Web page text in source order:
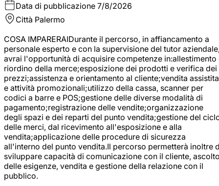
Data di pubblicazione 7/8/2026
Città Palermo
COSA IMPARERAIDurante il percorso, in affiancamento a
personale esperto e con la supervisione del tutor
avrai l'opportunità di acquisire competenze in:allestimento
riordino della merce;esposizione dei prodotti e verifica dei
prezzi;assistenza e orientamento al cliente;vendita assistita
e attività promozionali;utilizzo della cassa, scanner per
codici a barre e POS;gestione delle diverse modalità di
pagamento;registrazione delle vendite;organizzazione
degli spazi e dei reparti del punto vendita;gestione del
delle merci, dal ricevimento all'esposizione e alla
vendita;applicazione delle procedure di sicurezza
all'interno del punto vendita.Il percorso permetterà inoltre
sviluppare capacità di comunicazione con il cliente,
delle esigenze, vendita e gestione della relazione con il
pubblico.